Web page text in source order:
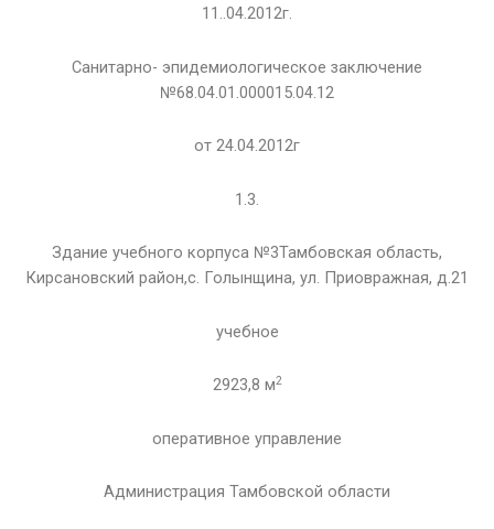
11..04.2012г.
Санитарно- эпидемиологическое заключение
№68.04.01.000015.04.12
от 24.04.2012г
1.3.
Здание учебного корпуса №3Тамбовская область,
Кирсановский район,с. Голынщина, ул. Приовражная, д.21
учебное
2923,8 м2
оперативное управление
Администрация Тамбовской области